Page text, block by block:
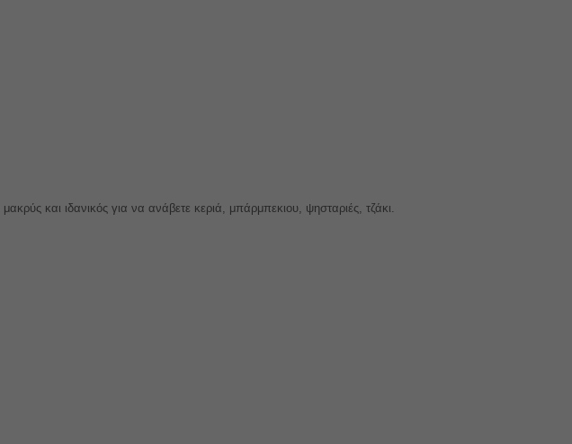
μακρύς και ιδανικός για να ανάβετε κεριά, μπάρμπεκιου, ψησταριές, τζάκι.